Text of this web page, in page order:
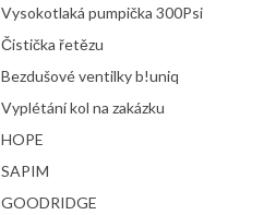
Vysokotlaká pumpička 300Psi
Čistička řetězu
Bezdušové ventilky b!uniq
Vyplétání kol na zakázku
HOPE
SAPIM
GOODRIDGE